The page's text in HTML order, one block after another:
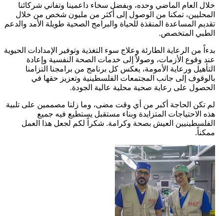
خلال العام الماضي وحده، وبفضل سخاء داعمينا وتفاني شركائنا
المحليين، تمكنا من الوصول إلى أكثر من مليون شخص من خلال
تقديم المساعدة المنقذة للحياة والبرامج الصحية طويلة الأمد والدعم
الطبي المتخصص.
بدءاً من الرعاية الطارئة وعلاج سوء التغذية وتوفير الإمدادات الحيوية
عند وقوع الأزمات، وصولاً إلى خدمات الصحة النفسية وإعادة
التأهيل ورعاية الأمومة، يعكس كل برنامج من برامجنا التزامنا
بالوقوف إلى جانب المجتمعات الفلسطينية وتعزيز حقها في
الحصول على رعاية صحية محلية عالية الجودة.
لم تكن الحاجة أكبر من أي وقت مضى، وما زلنا مصممين على تلبية
هذه الاحتياجات المتزايدة وبناء مستقبل يستطيع فيه جميع
الفلسطينيين العيش بصحة وكرامة. شكراً لكم لجعل هذا العمل
ممكناً.